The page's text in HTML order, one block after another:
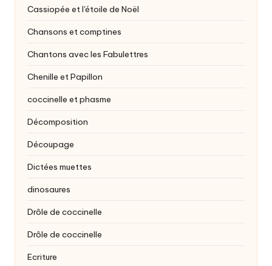
Cassiopée et l'étoile de Noël
Chansons et comptines
Chantons avec les Fabulettres
Chenille et Papillon
coccinelle et phasme
Décomposition
Découpage
Dictées muettes
dinosaures
Drôle de coccinelle
Drôle de coccinelle
Ecriture